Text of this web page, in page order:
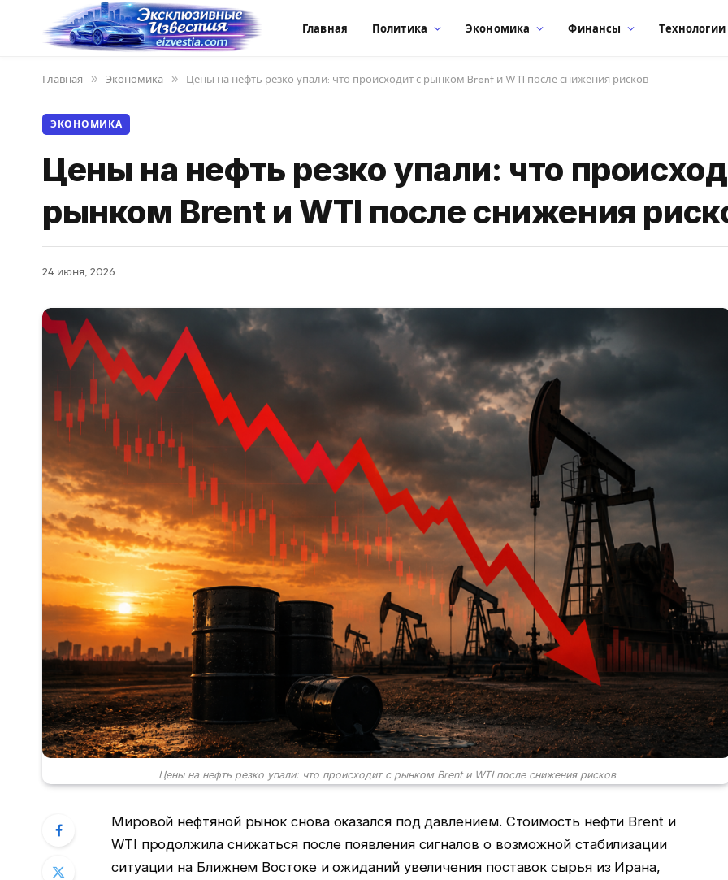
Главная Политика Экономика Финансы Технологии
Главная » Экономика » Цены на нефть резко упали: что происходит с рынком Brent и WTI после снижения рисков
ЭКОНОМИКА
Цены на нефть резко упали: что
рынком Brent и WTI после снижения
24 июня, 2026
Цены на нефть резко упали: что происходит с рынком Brent и WTI после снижения рисков
Мировой нефтяной рынок снова оказался под давлением. Стоимость нефти Brent и
WTI продолжила снижаться после появления сигналов о возможной стабилизации
ситуации на Ближнем Востоке и ожиданий увеличения поставок сырья из Ирана,